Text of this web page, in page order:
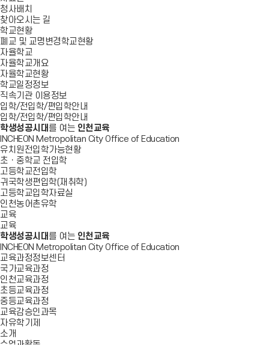
청사배치
찾아오시는 길
학교현황
폐교 및 교명변경학교현황
자율학교
자율학교개요
자율학교현황
학교일정정보
직속기관 이용정보
입학/전입학/편입학안내
입학/전입학/편입학안내
학생성공시대 를 여는 인천교육
INCHEON Metropolitan City Office of Education
유치원전입학가능현황
초ㆍ중학교 전입학
고등학교전입학
귀국학생편입학(재취학)
고등학교입학자료실
인천농어촌유학
교육
교육
학생성공시대 를 여는 인천교육
INCHEON Metropolitan City Office of Education
교육과정정보센터
국가교육과정
인천교육과정
초등교육과정
중등교육과정
교육감승인과목
자유학기제
소개